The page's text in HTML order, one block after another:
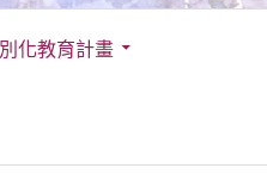
化教育計畫